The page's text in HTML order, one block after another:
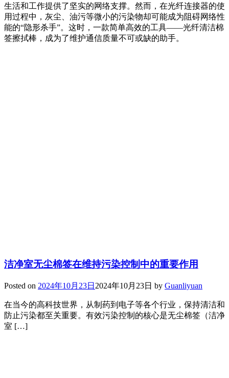
生活和工作提供了坚实的网络支撑。然而，在光纤连接器的使
用过程中，灰尘、油污等微小的污染物却可能成为阻碍网络性
能的“隐形杀手”。这时，一款简单高效的工具——光纤清洁棉
签擦拭棒，成为了维护通信质量不可或缺的助手。
洁净室无尘棉签在维持污染控制中的重要作用
Posted on 2024年10月23日 2024年10月23日 by Guanliyuan
在当今的高科技世界，从制药到电子等各个行业，保持清洁和
防止污染都至关重要。有效污染控制的核心是无尘棉签（洁净
室 […]